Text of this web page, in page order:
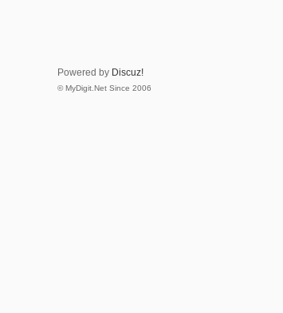
Powered by Discuz!
© MyDigit.Net Since 2006